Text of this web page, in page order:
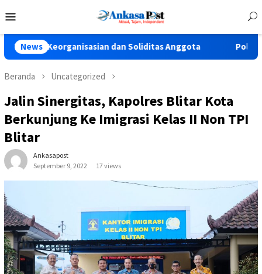
ke
Mobile
News dan Soliditas Anggota Polres Pasuruan
Beranda Uncategorized
Jalin Sinergitas, Kapolres Blitar Kota
Berkunjung Ke Imigrasi Kelas II Non TPI
Blitar
Ankasapost
September 9, 2022
17 views